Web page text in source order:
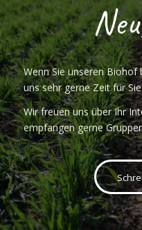
Wenn Sie unseren
uns sehr gerne Zeit für
Wir freuen uns über Ihr
empfangen gerne